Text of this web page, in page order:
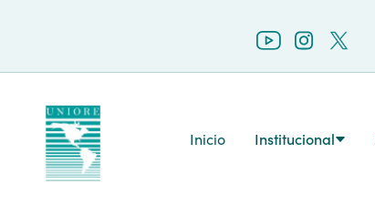
Inicio Institucional